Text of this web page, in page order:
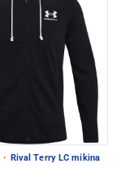
· Rival Terry LC mikina